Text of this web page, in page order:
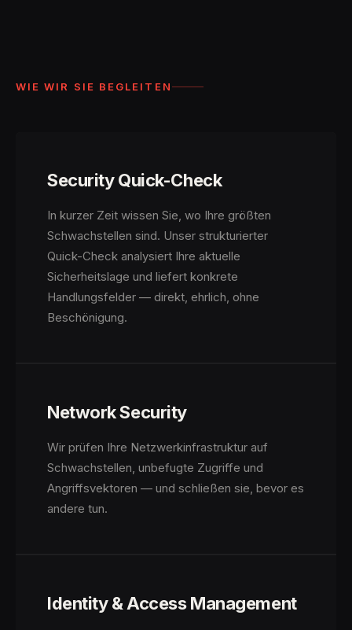
WIE WIR SIE BEGLEITEN
Security Quick-Check
In kurzer Zeit wissen Sie, wo Ihre größten
Schwachstellen sind. Unser strukturierter
Quick-Check analysiert Ihre aktuelle
Sicherheitslage und liefert konkrete
Handlungsfelder — direkt, ehrlich, ohne
Beschönigung.
Network Security
Wir prüfen Ihre Netzwerkinfrastruktur auf
Schwachstellen, unbefugte Zugriffe und
Angriffsvektoren — und schließen sie, bevor es
andere tun.
Identity & Access Management